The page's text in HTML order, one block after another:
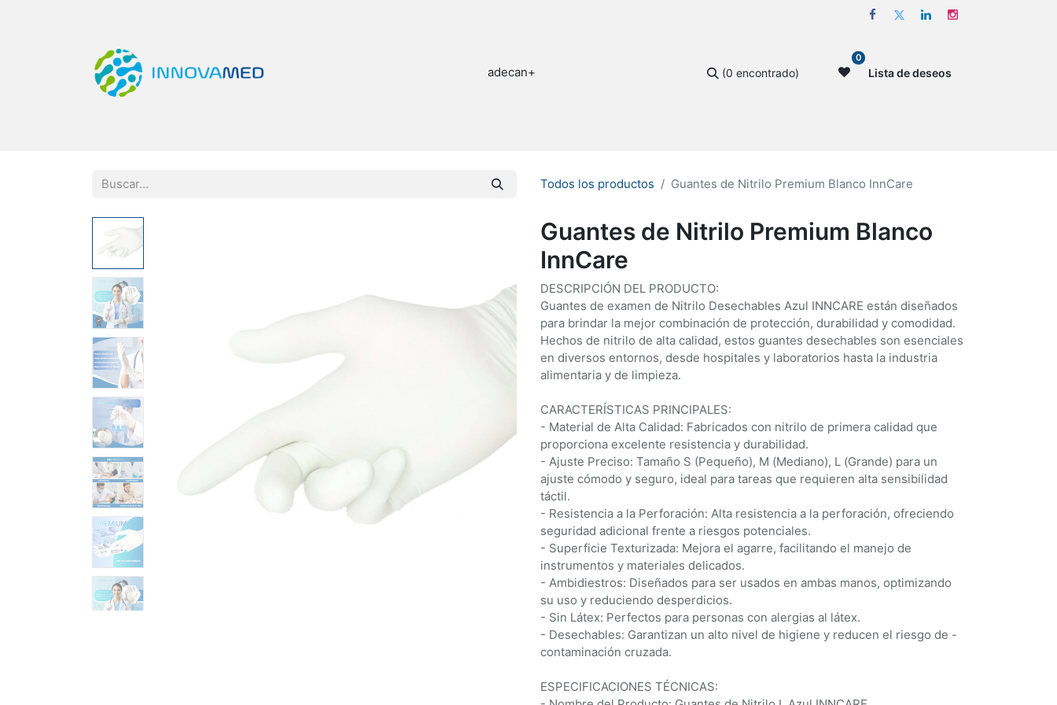
(0 encontrado)
0
Lista de deseos
Todos los productos Guantes de Nitrilo Premium Blanco InnCare
Guantes de Nitrilo Premium Blanco
InnCare
DESCRIPCIÓN DEL PRODUCTO:
Guantes de examen de Nitrilo Desechables Azul INNCARE están diseñados
para brindar la mejor combinación de protección, durabilidad y comodidad.
Hechos de nitrilo de alta calidad, estos guantes desechables son esenciales
en diversos entornos, desde hospitales y laboratorios hasta la industria
alimentaria y de limpieza.
CARACTERÍSTICAS PRINCIPALES:
- Material de Alta Calidad: Fabricados con nitrilo de primera calidad que
proporciona excelente resistencia y durabilidad.
- Ajuste Preciso: Tamaño S (Pequeño), M (Mediano), L (Grande) para un
ajuste cómodo y seguro, ideal para tareas que requieren alta sensibilidad
táctil.
- Resistencia a la Perforación: Alta resistencia a la perforación, ofreciendo
seguridad adicional frente a riesgos potenciales.
- Superficie Texturizada: Mejora el agarre, facilitando el manejo de
instrumentos y materiales delicados.
- Ambidiestros: Diseñados para ser usados en ambas manos, optimizando
su uso y reduciendo desperdicios.
- Sin Látex: Perfectos para personas con alergias al látex.
- Desechables: Garantizan un alto nivel de higiene y reducen el riesgo de -
contaminación cruzada.
ESPECIFICACIONES TÉCNICAS: